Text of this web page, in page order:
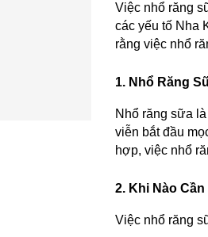
Việc nhổ răng
các yếu tố Nha
rằng việc nhổ
1. Nhổ Răng
Nhổ răng sữa
viễn bắt đầu
hợp, việc nhổ
2. Khi Nào
Việc nhổ răng